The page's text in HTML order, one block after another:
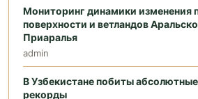
Мониторинг динамики изменения
поверхности и ветландов
Приаралья
admin
В Узбекистане побиты
рекорды